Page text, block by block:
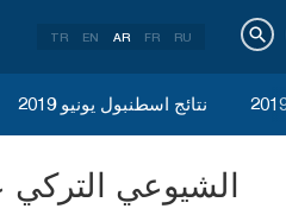
TR EN AR FR RU
نتائج اسطنبول يونيو 2019